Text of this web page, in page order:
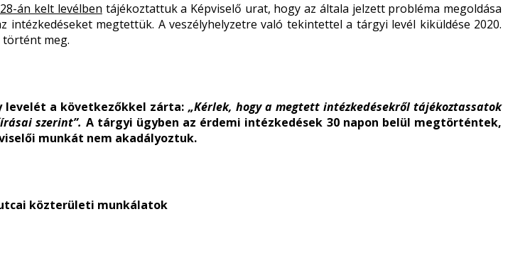
án kelt levélben tájékoztattuk a Képviselő urat, hogy az általa jelzett probléma megoldása
intézkedéseket megtettük. A veszélyhelyzetre való tekintettel a tárgyi levél kiküldése 2020.
történt meg.
levelét a következőkkel zárta: „Kérlek, hogy a megtett intézkedésekről tájékoztassatok
szerint”. A tárgyi ügyben az érdemi intézkedések 30 napon belül megtörténtek,
munkát nem akadályoztuk.
közterületi munkálatok